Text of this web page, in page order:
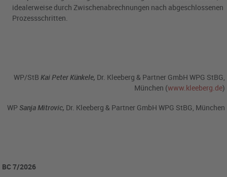
idealerweise durch Zwischenabrechnungen nach abgeschlossenen
Prozessschritten.
WP/StB Kai Peter Künkele, Dr. Kleeberg & Partner GmbH WPG StBG,
München (www.kleeberg.de)
WP Sanja Mitrovic, Dr. Kleeberg & Partner GmbH WPG StBG, München
BC 7/2026